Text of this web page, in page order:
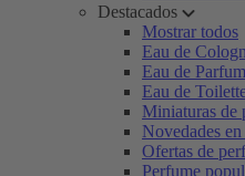
Destacados
Mostrar todos
Eau de
Eau de Parfum
Eau de
Miniaturas de
Novedades
Ofertas de
Perfume